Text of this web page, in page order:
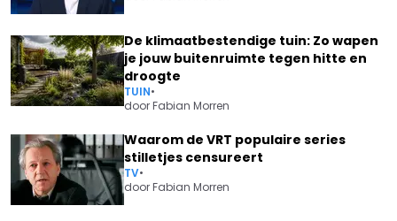
De klimaatbestendige tuin: Zo wapen
je jouw buitenruimte tegen hitte en
droogte
TUIN•
doorFabian Morren
Waarom de VRT populaire series
stilletjes censureert
TV•
doorFabian Morren